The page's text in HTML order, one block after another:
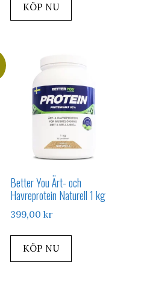
var:
KÖP NU
Better You Ärt- och
Havreprotein Naturell 1 kg
399,00kr
KÖP NU